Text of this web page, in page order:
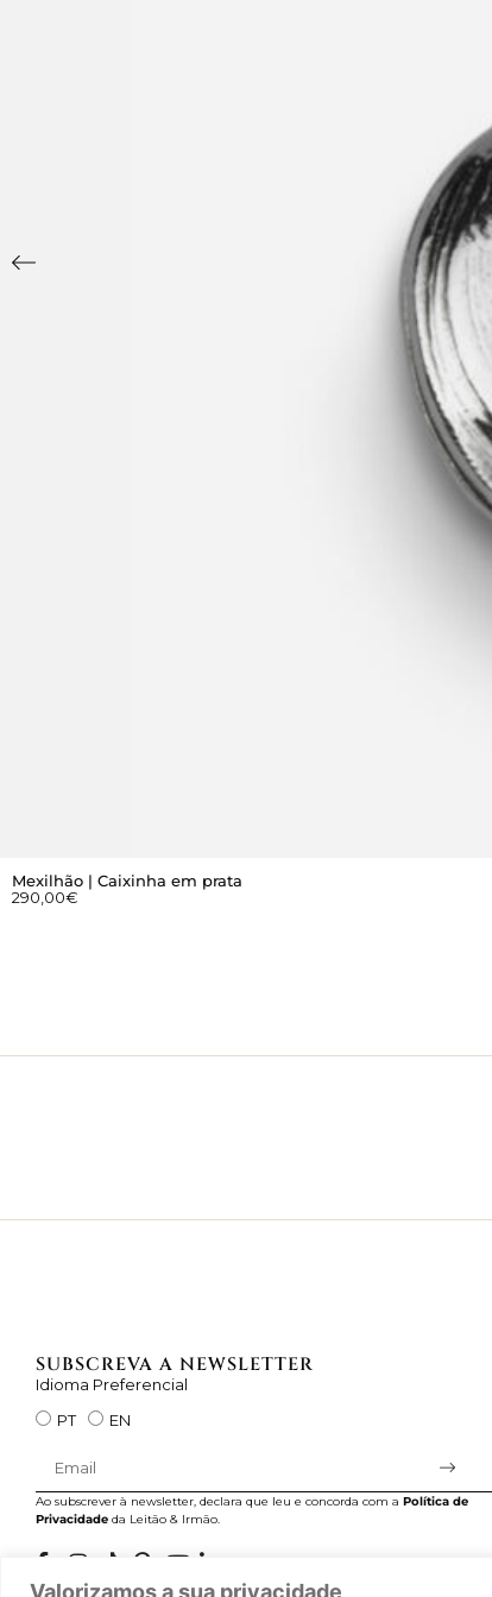
Valorizamos a sua privacidade
Mexilhão | Caixinha em prata
290,00€
SUBSCREVA A NEWSLETTER
Idioma Preferencial
PT
EN
Ao subscrever à newsletter, declara que leu e concorda com a Política de
Privacidade da Leitão & Irmão.